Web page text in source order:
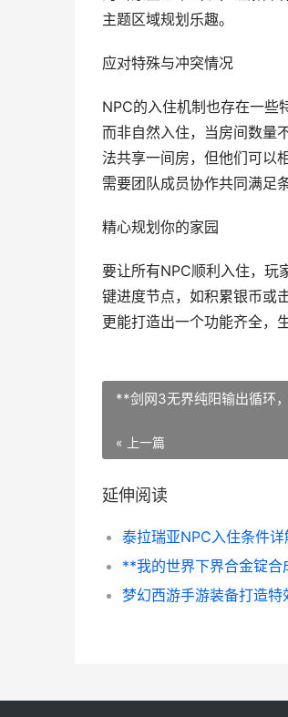
主题区域规划乐趣。
应对特殊与冲突情况
NPC的入住机制也存在一些
而非自然入住，当房间数量
法共享一间房，但他们可以
需要团队成员协作共同满足条
精心规划你的家园
要让所有NPC顺利入住，玩
键进度节点，如积累银币或
更能打造出一个功能齐全，
**剑网3无界纯阳输出循环
« 上一篇
延伸阅读